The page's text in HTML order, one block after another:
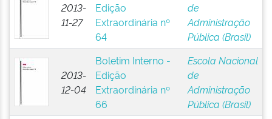
2013-
11-27
Edição
Extraordinária nº
64
de
Administração
Pública (Brasil)
2013-
12-04
Boletim Interno -
Edição
Extraordinária nº
66
Escola Nacional
de
Administração
Pública (Brasil)